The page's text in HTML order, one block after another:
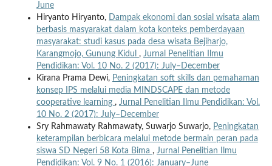
June
Hiryanto Hiryanto,
Dampak ekonomi dan sosial wisata alam
berbasis masyarakat dalam kota konteks pemberdayaan
masyarakat: studi kasus pada desa wisata Bejiharjo,
Karangmojo, Gunung Kidul , Jurnal Penelitian Ilmu
Pendidikan: Vol. 10 No. 2 (2017): July–December
Kirana Prama Dewi, Peningkatan soft skills dan pemahaman
konsep IPS melalui media MINDSCAPE dan metode
cooperative learning , Jurnal Penelitian Ilmu Pendidikan: Vol.
10 No. 2 (2017): July–December
Sry Rahmawaty Rahmawaty, Suwarjo Suwarjo, Peningkatan
keterampilan berbicara melalui metode bermain peran pada
siswa SD Negeri 58 Kota Bima , Jurnal Penelitian Ilmu
Pendidikan: Vol. 9 No. 1 (2016): January–June